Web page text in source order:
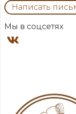
Написать
Мы в соцсетях